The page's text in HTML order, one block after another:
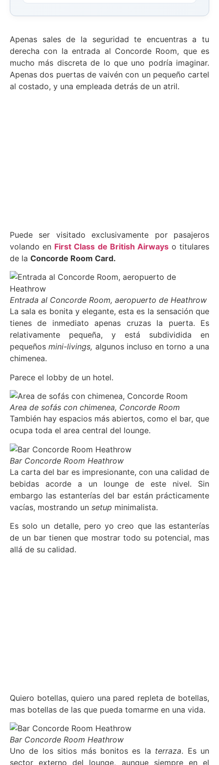
Apenas sales de la seguridad te encuentras a tu
derecha con la entrada al Concorde Room, que es
mucho más discreta de lo que uno podría imaginar.
Apenas dos puertas de vaivén con un pequeño cartel
al costado, y una empleada detrás de un atril.
Puede ser visitado exclusivamente por pasajeros
volando en First Class de British Airwayso titulares
de la Concorde Room Card.
Entrada al Concorde Room, aeropuerto de Heathrow
La sala es bonita y elegante, esta es la sensación que
tienes de inmediato apenas cruzas la puerta. Es
relativamente pequeña, y está subdividida en
pequeñosmini-livings, algunos incluso en torno a una
chimenea.
Parece el lobby de un hotel.
Area de sofás con chimenea, Concorde Room
También hay espacios más abiertos, como el bar, que
ocupa toda el area central del lounge.
Bar Concorde Room Heathrow
La carta del bar es impresionante, con una calidad de
bebidas acorde a un lounge de este nivel. Sin
embargo las estanterías del bar están prácticamente
vacías, mostrando un setup minimalista.
Es solo un detalle, pero yo creo que las estanterías
de un bar tienen que mostrar todo su potencial, mas
allá de su calidad.
Quiero botellas, quiero una pared repleta de botellas,
mas botellas de las que pueda tomarme en una vida.
Bar Concorde Room Heathrow
Uno de los sitios más bonitos es la terraza. Es un
sector externo del lounge, aunque siempre en el